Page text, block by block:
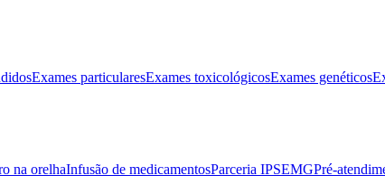
Exames particularesExames toxicológicosExames genéticos
na orelhaInfusão de medicamentosParceria IPSEMGPré-